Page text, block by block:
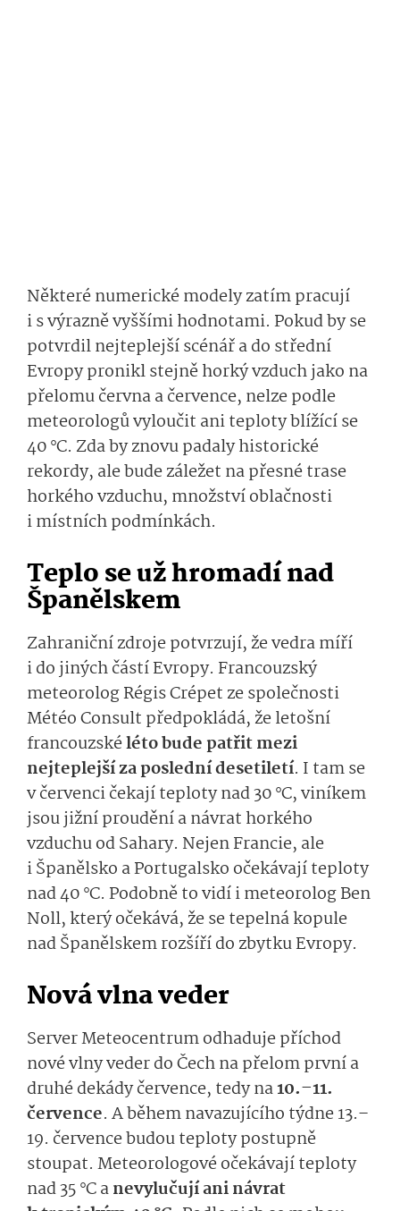
Některé numerické modely zatím pracují
i s výrazně vyššími hodnotami. Pokud by se
potvrdil nejteplejší scénář a do střední
Evropy pronikl stejně horký vzduch jako na
přelomu června a července, nelze podle
meteorologů vyloučit ani teploty blížící se
40 °C. Zda by znovu padaly historické
rekordy, ale bude záležet na přesné trase
horkého vzduchu, množství oblačnosti
i místních podmínkách.
Teplo se už hromadí nad
Španělskem
Zahraniční zdroje potvrzují, že vedra míří
i do jiných částí Evropy. Francouzský
meteorolog Régis Crépet ze společnosti
Météo Consult předpokládá, že letošní
francouzskéléto bude patřit mezi
nejteplejší za poslední desetiletí. I tam se
v červenci čekají teploty nad 30 °C, viníkem
jsou jižní proudění a návrat horkého
vzduchu od Sahary. Nejen Francie, ale
i Španělsko a Portugalsko očekávají teploty
nad 40 °C. Podobně to vidí i meteorolog Ben
Noll, který očekává, že se tepelná kopule
nad Španělskem rozšíří do zbytku Evropy.
Nová vlna veder
Server Meteocentrum odhaduje příchod
nové vlny veder do Čech na přelom první a
druhé dekády července, tedy na10.–11.
července. A během navazujícího týdne 13.–
19. července budou teploty postupně
stoupat. Meteorologové očekávají teploty
nad 35 °C anevylučují ani návrat